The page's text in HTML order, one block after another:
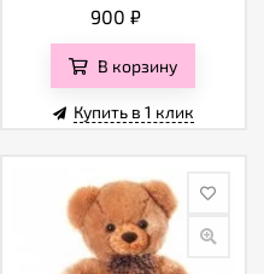
900₽
В корзину
Купить в 1 клик